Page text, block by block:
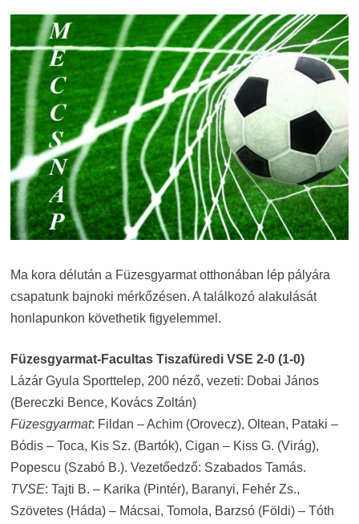
Ma kora délután a Füzesgyarmat otthonában lép pályára
csapatunk bajnoki mérkőzésen. A találkozó alakulását
honlapunkon követhetik figyelemmel.
Füzesgyarmat-Facultas Tiszafüredi VSE 2-0 (1-0)
Lázár Gyula Sporttelep, 200 néző, vezeti: Dobai János
(Bereczki Bence, Kovács Zoltán)
Füzesgyarmat: Fildan – Achim (Orovecz), Oltean, Pataki –
Bódis – Toca, Kis Sz. (Bartók), Cigan – Kiss G. (Virág),
Popescu (Szabó B.). Vezetőedző: Szabados Tamás.
TVSE: Tajti B. – Karika (Pintér), Baranyi, Fehér Zs.,
Szövetes (Háda) – Mácsai, Tomola, Barzsó (Földi) – Tóth